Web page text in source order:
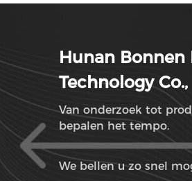
Hunan Bonnen
Technology
Van onderzoek tot
bepalen het tempo.
We bellen u zo snel